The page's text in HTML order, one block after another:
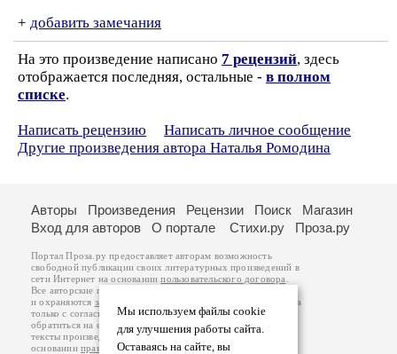
+ добавить замечания
На это произведение написано 7 рецензий, здесь
отображается последняя, остальные - в полном
списке.
Написать рецензию
Написать личное сообщение
Другие произведения автора Наталья Ромодина
Мы используем файлы cookie
для улучшения работы сайта.
Оставаясь на сайте, вы
Авторы Произведения Рецензии Поиск
Магазин
Вход для авторов
О портале Стихи.ру Проза.ру
Портал Проза.ру предоставляет авторам возможность
свободной публикации своих литературных произведений в
сети Интернет на основаниипользовательского договора
Все авторские права на произведения принадлежат авторам
и охраняются законом
. Перепечатка произведений возможна
только с согласия его автора, к которому вы можете
обратиться на его авторской странице. Ответственность за
тексты произведений авторы несут самостоятельно на
основанииправил публикацииизаконодательства